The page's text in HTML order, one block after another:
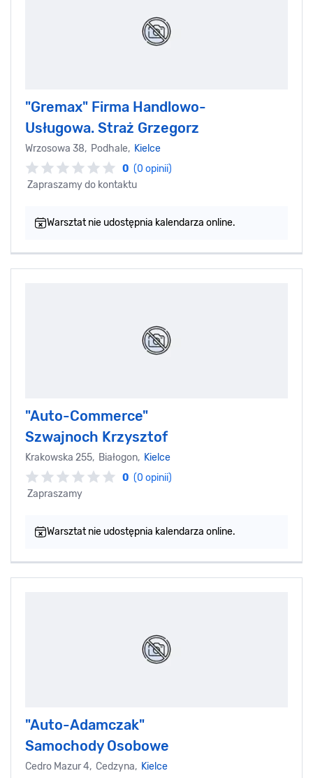
"Gremax" Firma Handlowo-
Usługowa. Straż Grzegorz
Wrzosowa 38, Podhale, Kielce
0 (0 opinii)
Zapraszamy do kontaktu
Warsztat nie udostępnia kalendarza online.
"Auto-Commerce"
Szwajnoch Krzysztof
Krakowska 255, Białogon, Kielce
0 (0 opinii)
Zapraszamy
Warsztat nie udostępnia kalendarza online.
"Auto-Adamczak"
Samochody Osobowe
Cedro Mazur 4, Cedzyna, Kielce